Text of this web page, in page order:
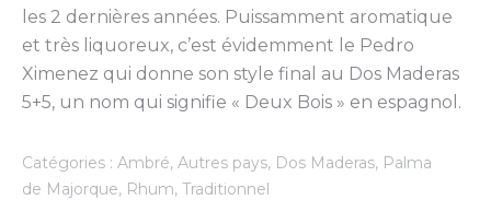
les 2 dernières années. Puissamment aromatique
et très liquoreux, c’est évidemment le Pedro
Ximenez qui donne son style final au Dos Maderas
5+5, un nom qui signifie « Deux Bois » en espagnol.
Catégories : Ambré, Autres pays, Dos Maderas, Palma
de Majorque, Rhum, Traditionnel